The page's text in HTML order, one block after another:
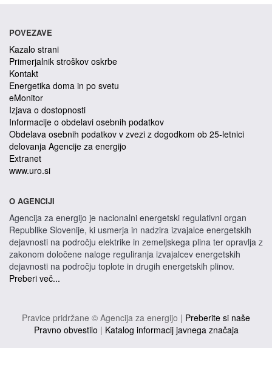
POVEZAVE
Kazalo strani
Primerjalnik stroškov oskrbe
Kontakt
Energetika doma in po svetu
eMonitor
Izjava o dostopnosti
Informacije o obdelavi osebnih podatkov
Obdelava osebnih podatkov v zvezi z dogodkom ob 25-letnici
delovanja Agencije za energijo
Extranet
www.uro.si
O AGENCIJI
Agencija za energijo je nacionalni energetski regulativni organ
Republike Slovenije, ki usmerja in nadzira izvajalce energetskih
dejavnosti na področju elektrike in zemeljskega plina ter opravlja z
zakonom določene naloge reguliranja izvajalcev energetskih
dejavnosti na področju toplote in drugih energetskih plinov.
Preberi več...
Pravice pridržane © Agencija za energijo | Preberite si naše
Pravno obvestilo | Katalog informacij javnega značaja